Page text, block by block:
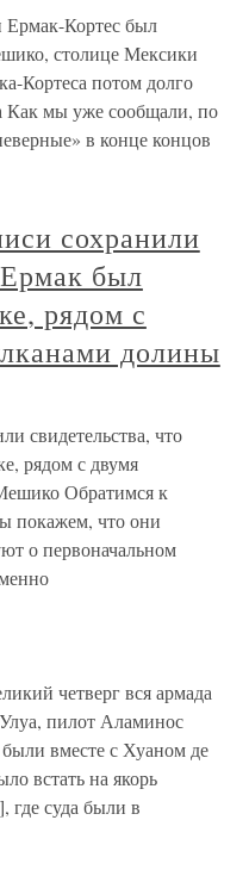
Кортес был
столице Мексики
Кортеса потом долго
Как мы уже сообщали, по
в конце концов
сохранили
Ермак был
рядом с
долины
свидетельства, что
рядом с двумя
Обратимся к
покажем, что они
о первоначальном
четверг вся армада
пилот Аламинос
вместе с Хуаном де
встать на якорь
где суда были в